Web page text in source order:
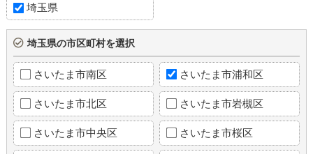
埼玉県
埼玉県の市区町村を選択
さいたま市南区 さいたま市浦和区
さいたま市北区 さいたま市岩槻区
さいたま市中央区 さいたま市桜区